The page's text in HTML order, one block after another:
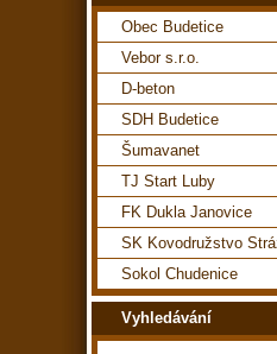
Obec Budetice
Vebor s.r.o.
D-beton
SDH Budetice
Šumavanet
TJ Start Luby
FK Dukla Janovice
SK Kovodružstvo
Sokol Chudenice
Vyhledávání